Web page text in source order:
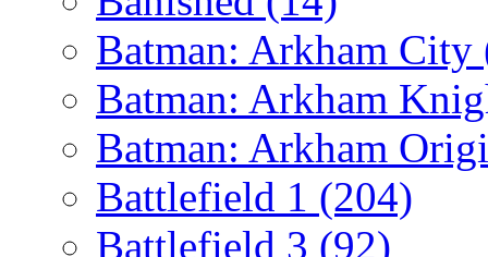
Batman: Arkham City
Batman: Arkham
Batman: Arkham
Battlefield 1 (204)
Battlefield 3 (92)